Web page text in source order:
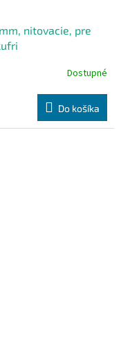
nitovacie, pre
Dostupné
Do košíka